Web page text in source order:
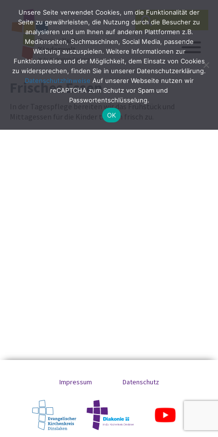
Search
for:
SEARCH
Frisches Essen
In der Tagespflege bereiten wir das Frühstück und
Mittagessen für die Kinder täglich frisch zu.
Impressum Datenschutz
Unsere Seite verwendet Cookies, um die Funktionalität der
Seite zu gewährleisten, die Nutzung durch die Besucher zu
analysieren und um Ihnen auf anderen Plattformen z.B.
Medienseiten, Suchmaschinen, Social Media, passende
Werbung auszuspielen. Weitere Informationen zur
Funktionsweise und der Möglichkeit, dem Einsatz von Cookies
zu widersprechen, finden Sie in unserer Datenschutzerklärung.
Datenschutzhinweise Auf unserer Webseite nutzen wir
reCAPTCHA zum Schutz vor Spam und
Passwortentschlüsselung.
OK